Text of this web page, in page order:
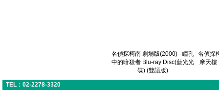
名偵探柯南 劇場版(2000) - 瞳孔
中的暗殺者 Blu-ray Disc(藍光光
碟) (雙語版)
名偵探
摩天樓
TEL：02-2278-3320